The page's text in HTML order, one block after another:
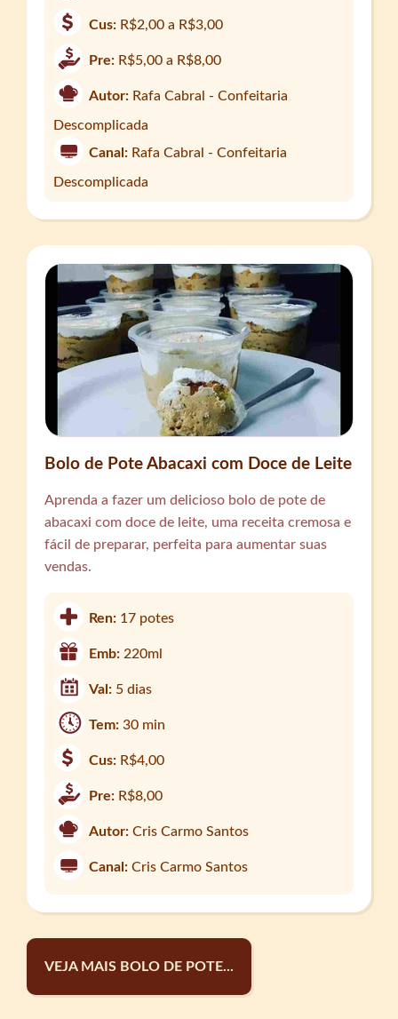
Cus: R$2,00 a R$3,00
Pre: R$5,00 a R$8,00
Autor: Rafa Cabral - Confeitaria
Descomplicada
Canal: Rafa Cabral - Confeitaria
Descomplicada
Bolo de Pote Abacaxi com Doce de Leite
Aprenda a fazer um delicioso bolo de pote de
abacaxi com doce de leite, uma receita cremosa e
fácil de preparar, perfeita para aumentar suas
vendas.
Ren: 17 potes
Emb: 220ml
Val: 5 dias
Tem:30 min
Cus: R$4,00
Pre: R$8,00
Autor: Cris Carmo Santos
Canal: Cris Carmo Santos
VEJA MAIS BOLO DE POTE...